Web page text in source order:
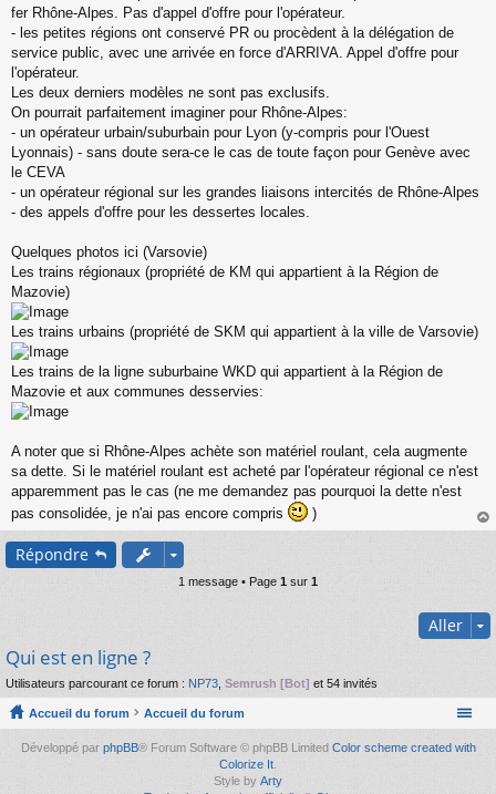
fer Rhône-Alpes. Pas d'appel d'offre pour l'opérateur.
- les petites régions ont conservé PR ou procèdent à la délégation de
service public, avec une arrivée en force d'ARRIVA. Appel d'offre pour
l'opérateur.
Les deux derniers modèles ne sont pas exclusifs.
On pourrait parfaitement imaginer pour Rhône-Alpes:
- un opérateur urbain/suburbain pour Lyon (y-compris pour l'Ouest
Lyonnais) - sans doute sera-ce le cas de toute façon pour Genève avec
le CEVA
- un opérateur régional sur les grandes liaisons intercités de Rhône-Alpes
- des appels d'offre pour les dessertes locales.
Quelques photos ici (Varsovie)
Les trains régionaux (propriété de KM qui appartient à la Région de
Mazovie)
Les trains urbains (propriété de SKM qui appartient à la ville de Varsovie)
Les trains de la ligne suburbaine WKD qui appartient à la Région de
Mazovie et aux communes desservies:
A noter que si Rhône-Alpes achète son matériel roulant, cela augmente
sa dette. Si le matériel roulant est acheté par l'opérateur régional ce n'est
apparemment pas le cas (ne me demandez pas pourquoi la dette n'est
pas consolidée, je n'ai pas encore compris
)
au
Répondre
1 message • Page 1 sur 1
Aller
Qui est en ligne ?
Utilisateurs parcourant ce forum : NP73 Semrush [Bot] et 54 invités
Accueil du forum Accueil du forum
Développé par phpBB® Forum Software © phpBB Limited Color scheme created with
Colorize It
Style by Arty